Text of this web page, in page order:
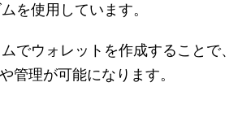
を使用しています。
でウォレットを作成することで、
管理が可能になります。